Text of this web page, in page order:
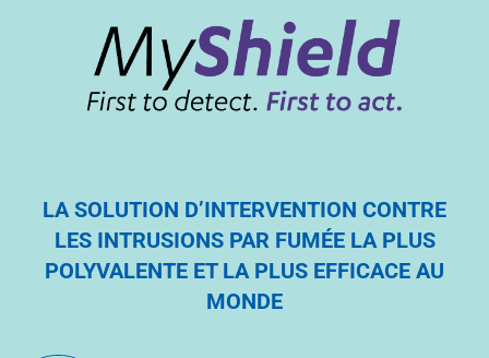
LA SOLUTION D’INTERVENTION CONTRE
LES INTRUSIONS PAR FUMÉE LA PLUS
POLYVALENTE ET LA PLUS EFFICACE AU
MONDE